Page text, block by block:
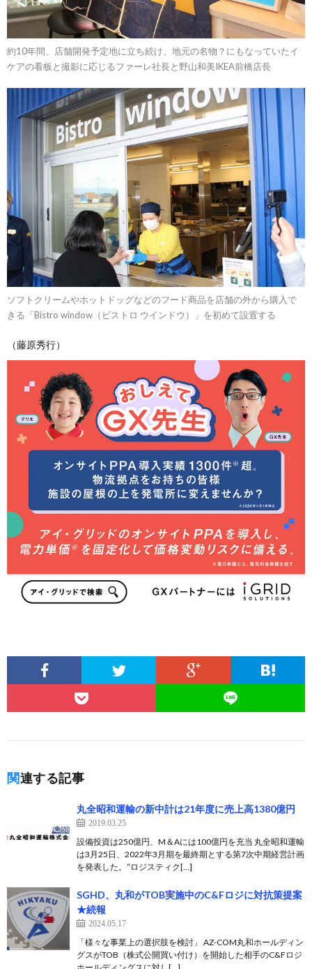
約10年間、店舗開発予定地に立ち続け、地元の名物？にもなっていたイ
ケアの看板と撮影に応じるファーレ社長と野山和美IKEA前橋店長
ソフトクリームやホットドッグなどのフード商品を店舗の外から購入で
きる「Bistro window（ビストロ ウインドウ）」を初めて設置する
（藤原秀行）
関連する記事
丸全昭和運輸の新中計は21年度に売上高1380億円
2019.03.25
設備投資は250億円、M＆Aには100億円を充当 丸全昭和運輸
は3月25日、2022年3月期を最終期とする第7次中期経営計画
を発表した。“ロジスティク[…]
SGHD、丸和がTOB実施中のC&Fロジに対抗策提案
★続報
2024.05.17
「様々な事業上の選択肢を検討」 AZ-COM丸和ホールディン
グスがTOB（株式公開買い付け）を開始した相手のC&Fロジ